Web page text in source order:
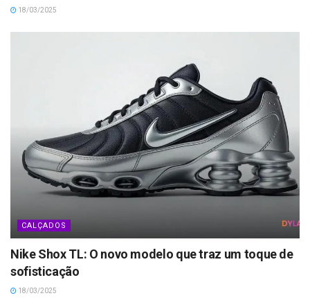
18/03/2025
CALÇADOS
Nike Shox TL: O novo modelo que traz um toque de
sofisticação
18/03/2025